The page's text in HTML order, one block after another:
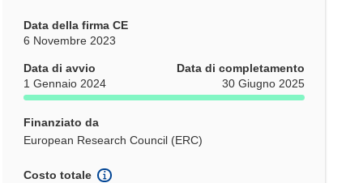
Data della firma CE
6 Novembre 2023
Data di avvio
1 Gennaio 2024
Data di completamento
30 Giugno 2025
Finanziato da
European Research Council (ERC)
Costo totale